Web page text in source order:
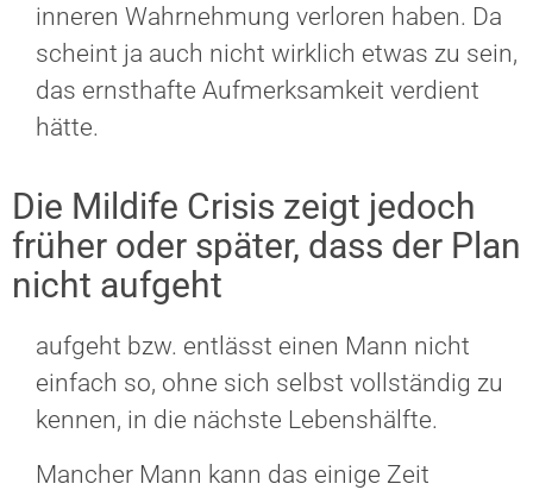
inneren Wahrnehmung verloren haben. Da
scheint ja auch nicht wirklich etwas zu sein,
das ernsthafte Aufmerksamkeit verdient
hätte.
Die Mildife Crisis zeigt jedoch
früher oder später, dass der Plan
nicht aufgeht
aufgeht bzw. entlässt einen Mann nicht
einfach so, ohne sich selbst vollständig zu
kennen, in die nächste Lebenshälfte.
Mancher Mann kann das einige Zeit